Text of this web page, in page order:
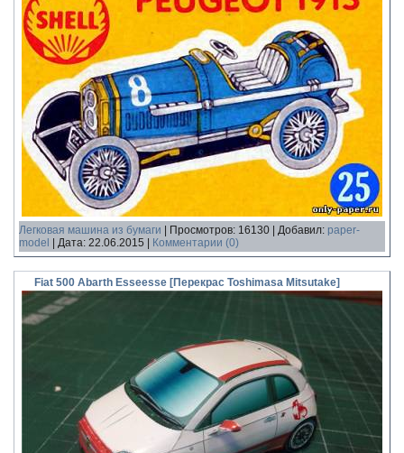
Легковая машина из бумаги Просмотров: 16130 Добавил: paper-
model
Дата: 22.06.2015 Комментарии (0)
Fiat 500 Abarth Esseesse [Перекрас Toshimasa Mitsutake]